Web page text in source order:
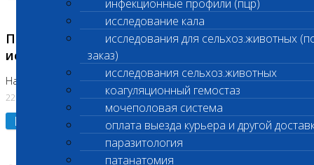
инфекционные профили (пцр)
исследование кала
исследования для сельхоз.животных
заказ)
исследования сельхоз.животных
коагуляционный гемостаз
мочеполовая система
оплата выезда курьера и другой
паразитология
патанатомия
Приостановлено выполнение биохимических
исследований
На Нагорной. Код ( 123,310,309)
22.07.2026
Подробнее